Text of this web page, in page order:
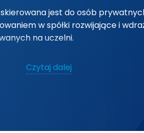
intelektualnej Uczelni.
jest do osób
w spółki rozwijające i
na uczelni.
najbardziej
Czytaj dalej